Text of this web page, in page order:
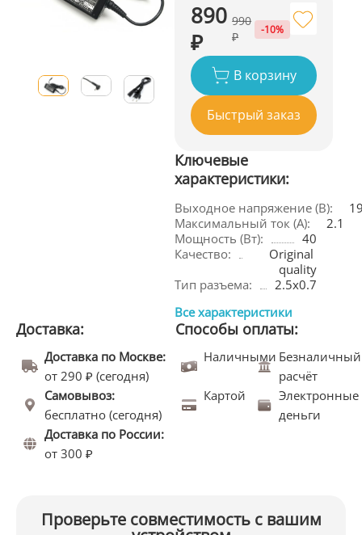
890
₽
990
₽
-10%
В корзину
Быстрый заказ
Ключевые
характеристики:
Выходное напряжение (В):
Максимальный ток (А):
2.1
Мощность (Вт):
40
Качество:
Original
quality
Тип разъема:
2.5x0.7
Все характеристики
Доставка:
Доставка по Москве:
от 290 ₽ (сегодня)
Самовывоз:
бесплатно (сегодня)
Доставка по России:
от 300 ₽
Способы оплаты:
Наличными Безналичный
расчёт
Картой
Электронные
деньги
Проверьте совместимость с вашим